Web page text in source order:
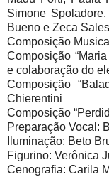
Simone
Bueno e Zeca Sales
Composição
Composição
e colaboração do
Composição
Chierentini
Composição
Preparação Vocal:
Iluminação: Beto
Figurino: Verônica
Cenografia: Carila